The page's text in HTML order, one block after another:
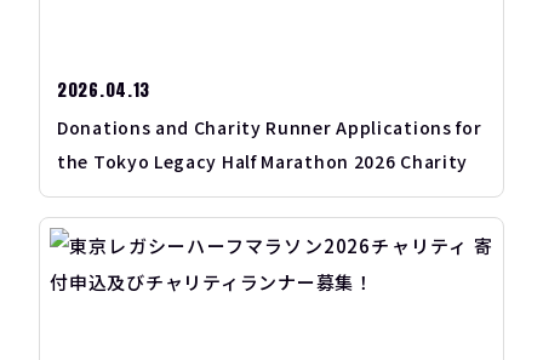
2026.04.13
Donations and Charity Runner Applications for
the Tokyo Legacy Half Marathon 2026 Charity